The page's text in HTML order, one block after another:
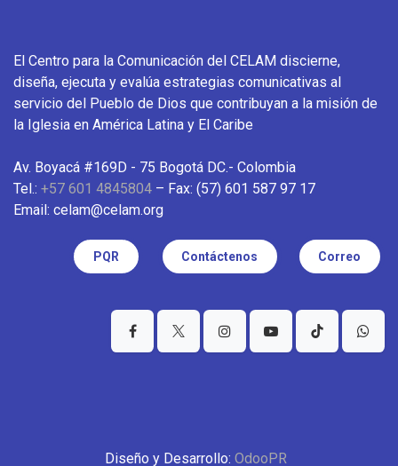
El Centro para la Comunicación del CELAM discierne,
diseña, ejecuta y evalúa estrategias comunicativas al
servicio del Pueblo de Dios que contribuyan a la misión de
la Iglesia en América Latina y El Caribe
Av. Boyacá #169D - 75 Bogotá DC.- Colombia
Tel.: +57 601 4845804 – Fax: (57) 601 587 97 17
Email: celam@celam.org
PQR Contáctenos Correo
Diseño y Desarrollo: OdooPR